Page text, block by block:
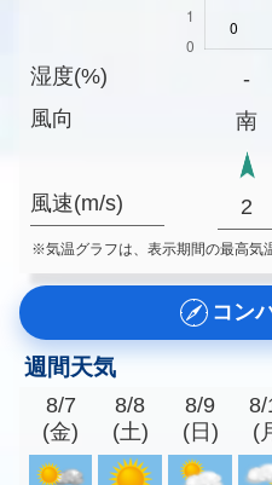
湿度(%)
風向
風速(m/s)
-
南
2
※気温グラフは、表示期間の最高気
コン
週間天気
8/7
(金)
8/8
(土)
8/9
(日)
8/
(